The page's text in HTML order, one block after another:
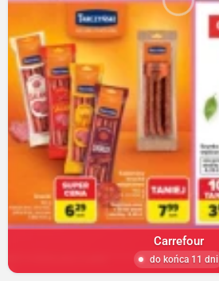
Carrefour
do końca 11 dni